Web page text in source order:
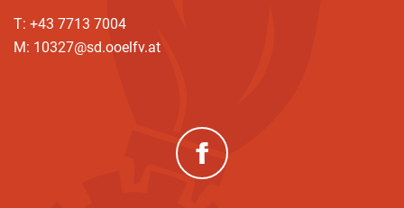
T: +43 7713 7004
M: 10327@sd.ooelfv.at
(neues Fenster)